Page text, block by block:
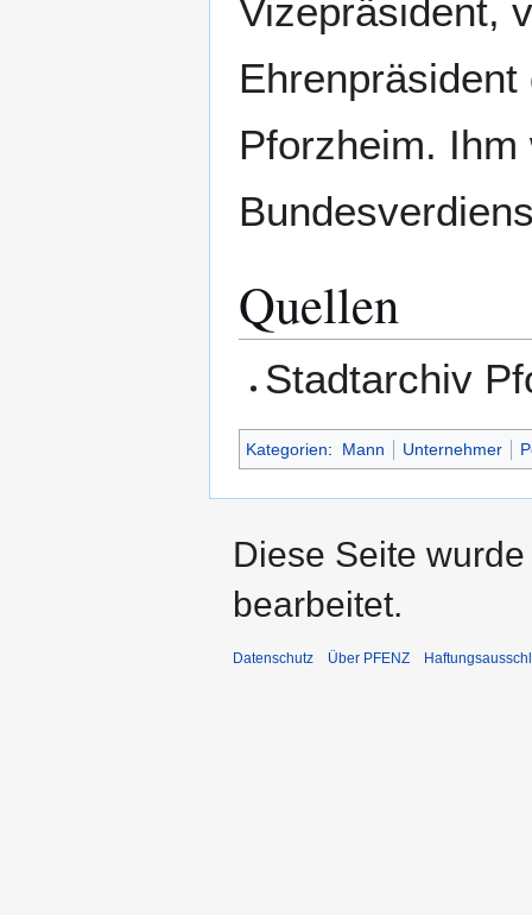
Vizepräsident,
Pforzheim.
Quellen
Stadtarchiv
Kategorien: Mann Unternehmer
Diese Seite
bearbeitet.
Datenschutz Über PFENZ